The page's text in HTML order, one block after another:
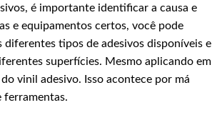
é importante identificar a causa e
e equipamentos certos, você pode
diferentes tipos de adesivos disponíveis e
superfícies. Mesmo aplicando em
vinil adesivo. Isso acontece por má
ferramentas.